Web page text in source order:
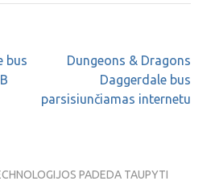
bus
Dungeons & Dragons
Daggerdale bus
parsisiunčiamas internetu
PADEDA TAUPYTI